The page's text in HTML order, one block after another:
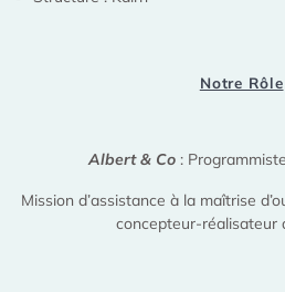
Notre Rôle
Albert & Co:
Mission d’assistance à la maîtrise
concepteur-réalisateur